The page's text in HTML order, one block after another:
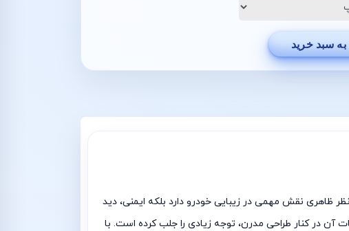
سبد خرید
از نظر ظاهری نقش مهمی در زیبایی خودرو دارد بلکه ایمنی، دید
در کنار طراحی مدرن، توجه زیادی را جلب کرده است. با